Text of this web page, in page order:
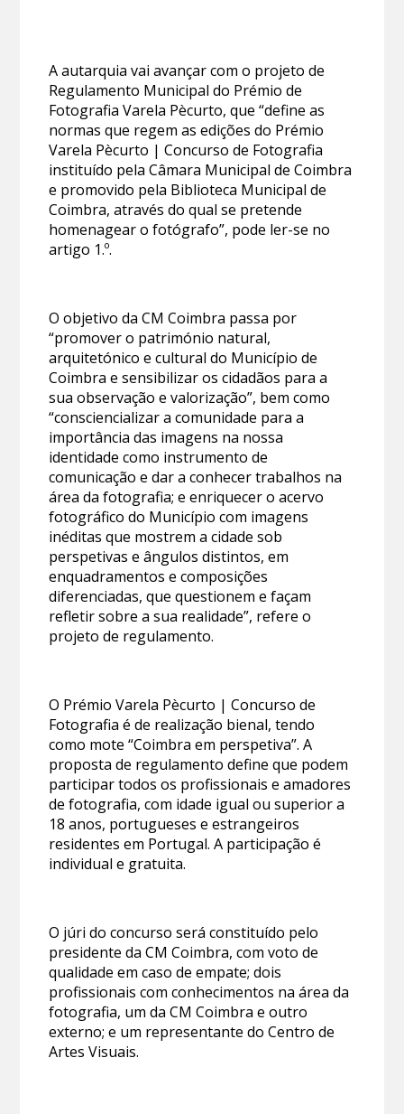
A autarquia vai avançar com o projeto de
Regulamento Municipal do Prémio de
Fotografia Varela Pècurto, que “define as
normas que regem as edições do Prémio
Varela Pècurto | Concurso de Fotografia
instituído pela Câmara Municipal de Coimbra
e promovido pela Biblioteca Municipal de
Coimbra, através do qual se pretende
homenagear o fotógrafo”, pode ler-se no
artigo 1.º.
O objetivo da CM Coimbra passa por
“promover o património natural,
arquitetónico e cultural do Município de
Coimbra e sensibilizar os cidadãos para a
sua observação e valorização”, bem como
“consciencializar a comunidade para a
importância das imagens na nossa
identidade como instrumento de
comunicação e dar a conhecer trabalhos na
área da fotografia; e enriquecer o acervo
fotográfico do Município com imagens
inéditas que mostrem a cidade sob
perspetivas e ângulos distintos, em
enquadramentos e composições
diferenciadas, que questionem e façam
refletir sobre a sua realidade”, refere o
projeto de regulamento.
O Prémio Varela Pècurto | Concurso de
Fotografia é de realização bienal, tendo
como mote “Coimbra em perspetiva”. A
proposta de regulamento define que podem
participar todos os profissionais e amadores
de fotografia, com idade igual ou superior a
18 anos, portugueses e estrangeiros
residentes em Portugal. A participação é
individual e gratuita.
O júri do concurso será constituído pelo
presidente da CM Coimbra, com voto de
qualidade em caso de empate; dois
profissionais com conhecimentos na área da
fotografia, um da CM Coimbra e outro
externo; e um representante do Centro de
Artes Visuais.